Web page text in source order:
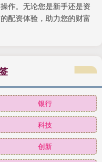
作。无论您是新手还是资
配资体验，助力您的财富
银行
科技
创新